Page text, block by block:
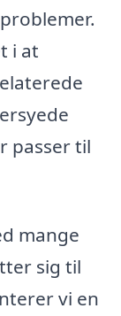
i at
passer til
mange
sig til
vi en